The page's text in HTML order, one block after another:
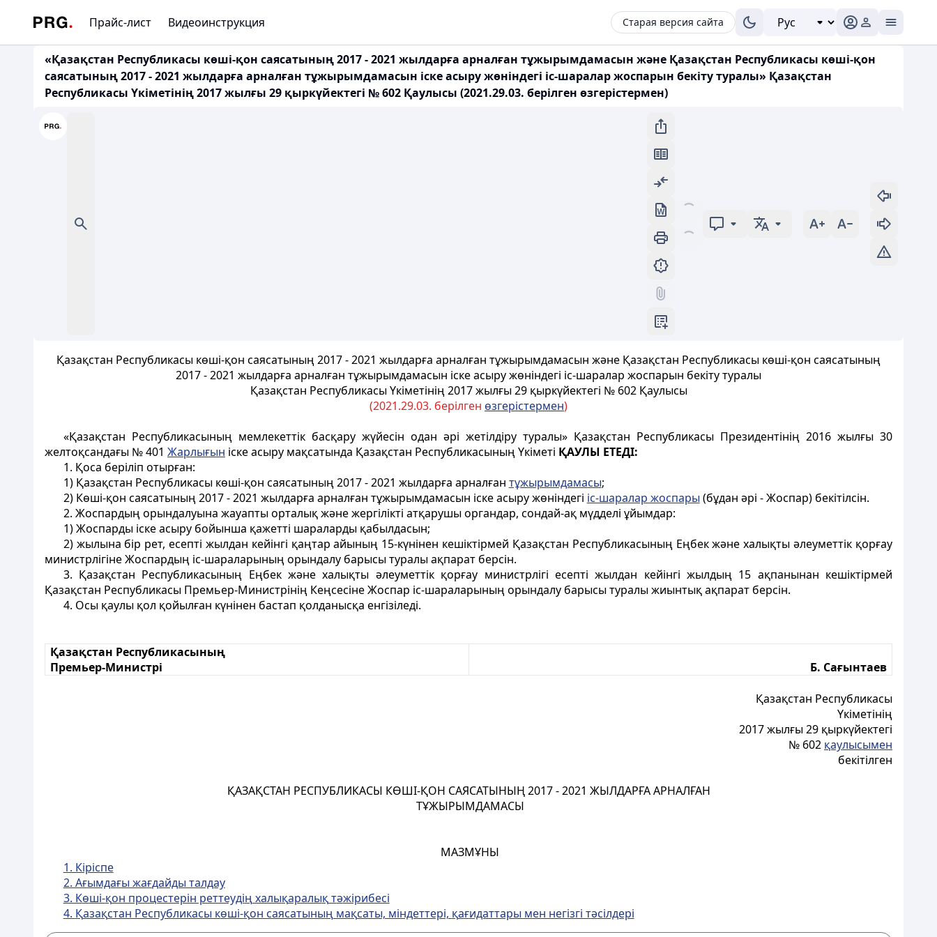
Прайс-лист Видеоинструкция Старая версия сайта
«Қазақстан Республикасы көші-қон саясатының 2017 - 2021 жылдарға арналған тұжырымдамасын және Қазақстан Республикасы көші-қон
саясатының 2017 - 2021 жылдарға арналған тұжырымдамасын іске асыру жөніндегі іс-шаралар жоспарын бекіту туралы» Қазақстан
Республикасы Үкіметінің 2017 жылғы 29 қыркүйектегі № 602 Қаулысы (2021.29.03. берілген өзгерістермен)
Қазақстан Республикасы көші-қон саясатының 2017 - 2021 жылдарға арналған тұжырымдамасын және Қазақстан Республикасы көші-қон саясатының
2017 - 2021 жылдарға арналған тұжырымдамасын іске асыру жөніндегі іс-шаралар жоспарын бекіту туралы
Қазақстан Республикасы Үкіметінің 2017 жылғы 29 қыркүйектегі № 602 Қаулысы
(2021.29.03. берілген өзгерістермен)
«Қазақстан Республикасының мемлекеттік басқару жүйесін одан әрі жетілдіру туралы» Қазақстан Республикасы Президентінің 2016 жылғы 30
желтоқсандағы № 401 Жарлығын іске асыру мақсатында Қазақстан Республикасының Үкіметі ҚАУЛЫ ЕТЕДІ:
1. Қоса беріліп отырған:
1) Қазақстан Республикасы көші-қон саясатының 2017 - 2021 жылдарға арналған тұжырымдамасы;
2) Көші-қон саясатының 2017 - 2021 жылдарға арналған тұжырымдамасын іске асыру жөніндегі іс-шаралар жоспары (бұдан әрі - Жоспар) бекітілсін.
2. Жоспардың орындалуына жауапты орталық және жергілікті атқарушы органдар, сондай-ақ мүдделі ұйымдар:
1) Жоспарды іске асыру бойынша қажетті шараларды қабылдасын;
2) жылына бір рет, есептi жылдан кейiнгi қаңтар айының 15-күнiнен кешіктірмей Қазақстан Республикасының Еңбек және халықты әлеуметтік қорғау
министрлігіне Жоспардың іс-шараларының орындалу барысы туралы ақпарат берсін.
3. Қазақстан Республикасының Еңбек және халықты әлеуметтік қорғау министрлігі есептi жылдан кейiнгi жылдың 15 ақпанынан кешіктірмей
Қазақстан Республикасы Премьер-Министрінің Кеңсесіне Жоспар іс-шараларының орындалу барысы туралы жиынтық ақпарат берсін.
4. Осы қаулы қол қойылған күнінен бастап қолданысқа енгізіледі.
Қазақстан Республикасының
Премьер-Министрі
Б. Сағынтаев
Қазақстан Республикасы
Үкіметінің
2017 жылғы 29 қыркүйектегі
№ 602 қаулысымен
бекітілген
ҚАЗАҚСТАН РЕСПУБЛИКАСЫ КӨШІ-ҚОН САЯСАТЫНЫҢ 2017 - 2021 ЖЫЛДАРҒА АРНАЛҒАН
ТҰЖЫРЫМДАМАСЫ
МАЗМҰНЫ
1. Кіріспе
2. Ағымдағы жағдайды талдау
3. Көші-қон процестерін реттеудің халықаралықтәжірибесі
4. Қазақстан Республикасы көші-қон саясатының мақсаты, міндеттері, қағидаттары мен негізгі тәсілдері